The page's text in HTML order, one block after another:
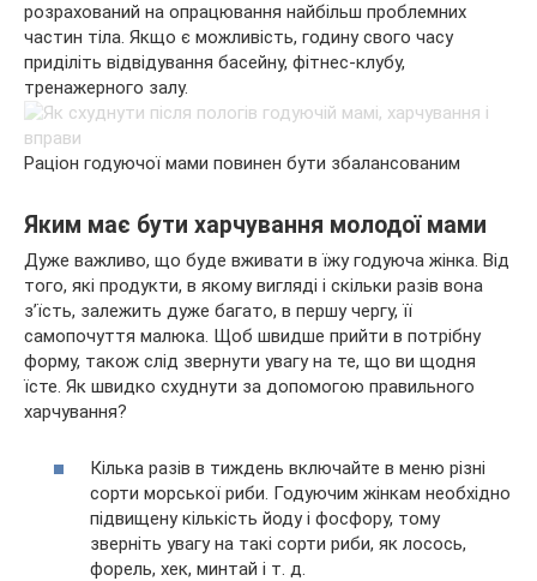
розрахований на опрацювання найбільш проблемних
частин тіла. Якщо є можливість, годину свого часу
приділіть відвідування басейну, фітнес-клубу,
тренажерного залу.
Раціон годуючої мами повинен бути збалансованим
Яким має бути харчування молодої мами
Дуже важливо, що буде вживати в їжу годуюча жінка. Від
того, які продукти, в якому вигляді і скільки разів вона
з’їсть, залежить дуже багато, в першу чергу, її
самопочуття малюка. Щоб швидше прийти в потрібну
форму, також слід звернути увагу на те, що ви щодня
їсте. Як швидко схуднути за допомогою правильного
харчування?
Кілька разів в тиждень включайте в меню різні
сорти морської риби. Годуючим жінкам необхідно
підвищену кількість йоду і фосфору, тому
зверніть увагу на такі сорти риби, як лосось,
форель, хек, минтай і т. д.